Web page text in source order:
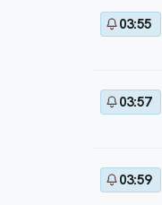
03:55
03:57
03:59